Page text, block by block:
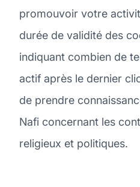
promouvoir votre
durée de validité des
indiquant combien de
actif après le dernier
de prendre
Nafi concernant les
religieux et politiques.